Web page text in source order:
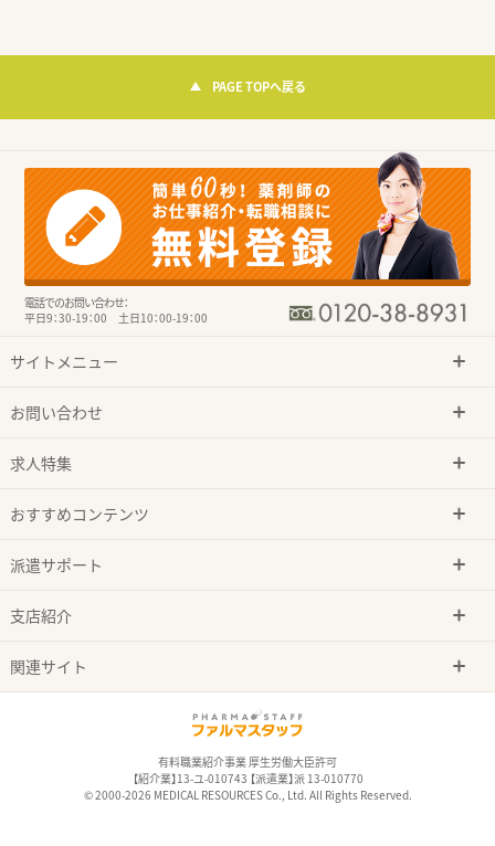
PAGE TOPへ戻る
電話でのお問い合わせ：
平日9：30-19：00 土日10：00-19：00
サイトメニュー
お問い合わせ
求人特集
おすすめコンテンツ
派遣サポート
支店紹介
関連サイト
有料職業紹介事業 厚生労働大臣許可
【紹介業】13-ユ-010743 【派遣業】派 13-010770
© 2000-2026 MEDICAL RESOURCES Co., Ltd. All Rights Reserved.